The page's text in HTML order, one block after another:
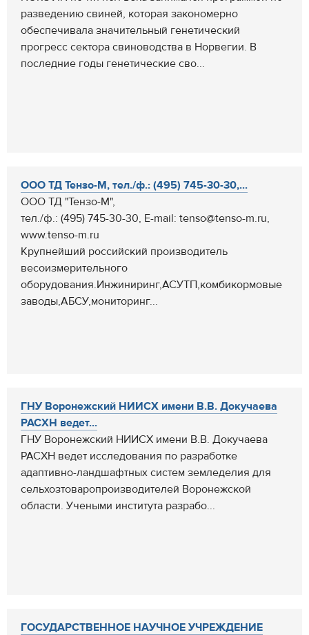
разведению свиней, которая закономерно
обеспечивала значительный генетический
прогресс сектора свиноводства в Норвегии. В
последние годы генетические сво...
ООО ТД Тензо-М, тел./ф.: (495) 745-30-30,...
ООО ТД "Тензо-М",
тел./ф.: (495) 745-30-30, E-mail: tenso@tenso-m.ru,
www.tenso-m.ru
Крупнейший российский производитель
весоизмерительного
оборудования.Инжиниринг,АСУТП,комбикормовые
заводы,АБСУ,мониторинг...
ГНУ Воронежский НИИСХ имени В.В. Докучаева
РАСХН ведет...
ГНУ Воронежский НИИСХ имени В.В. Докучаева
РАСХН ведет исследования по разработке
адаптивно-ландшафтных систем земледелия для
сельхозтоваропроизводителей Воронежской
области. Учеными института разрабо...
ГОСУДАРСТВЕННОЕ НАУЧНОЕ УЧРЕЖДЕНИЕ